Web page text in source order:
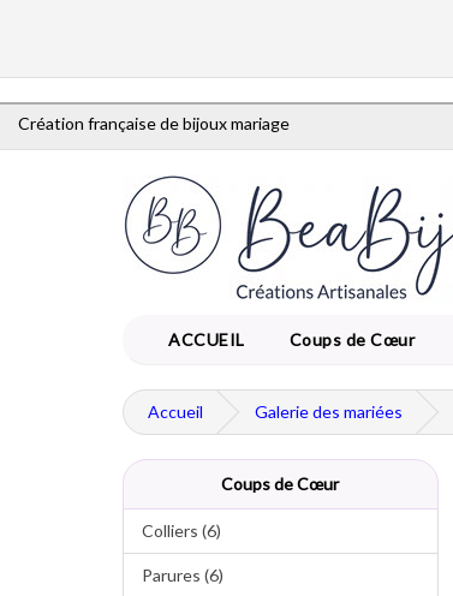
Création française de bijoux mariage
ACCUEIL Coups de Cœur
Accueil Galerie des mariées
Coups de Cœur
Colliers (6)
Parures (6)